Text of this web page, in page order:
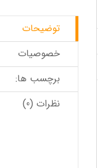
توضیحات
خصوصیات
برچسب ها:
نظرات (0)